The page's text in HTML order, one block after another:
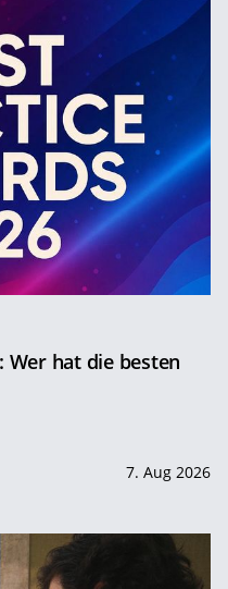
Wer hat die besten
7. Aug 2026